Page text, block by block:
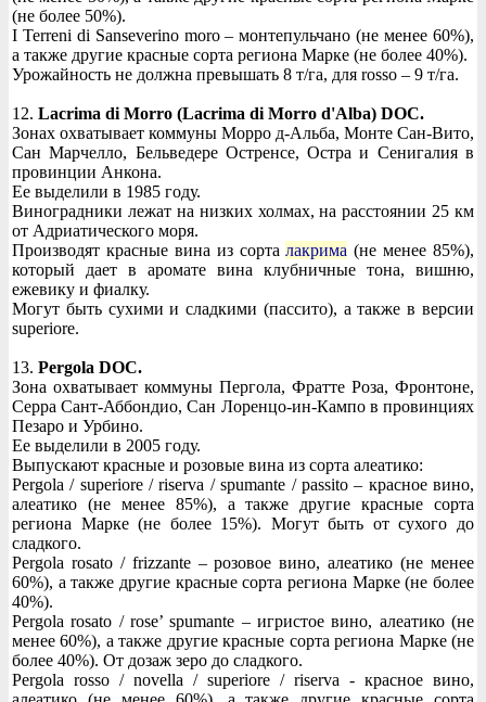
(не более 50%).
I Terreni di Sanseverino moro – монтепульчано (не менее 60%),
а также другие красные сорта региона Марке (не более 40%).
Урожайность не должна превышать 8 т/га, для rosso – 9 т/га.
12. Lacrima di Morro (Lacrima di Morro d'Alba) DOC.
Зонах охватывает коммуны Морро д-Альба, Монте Сан-Вито,
Сан Марчелло, Бельведере Остренсе, Остра и Сенигалия в
провинции Анкона.
Ее выделили в 1985 году.
Виноградники лежат на низких холмах, на расстоянии 25 км
от Адриатического моря.
Производят красные вина из сорталакрима (не менее 85%),
который дает в аромате вина клубничные тона, вишню,
ежевику и фиалку.
Могут быть сухими и сладкими (пассито), а также в версии
superiore.
13. Pergola DOC.
Зона охватывает коммуны Пергола, Фратте Роза, Фронтоне,
Серра Сант-Аббондио, Сан Лоренцо-ин-Кампо в провинциях
Пезаро и Урбино.
Ее выделили в 2005 году.
Выпускают красные и розовые вина из сорта алеатико:
Pergola / superiore / riserva / spumante / passito – красное вино,
алеатико (не менее 85%), а также другие красные сорта
региона Марке (не более 15%). Могут быть от сухого до
сладкого.
Pergola rosato / frizzante – розовое вино, алеатико (не менее
60%), а также другие красные сорта региона Марке (не более
40%).
Pergola rosato / rose’ spumante – игристое вино, алеатико (не
менее 60%), а также другие красные сорта региона Марке (не
более 40%). От дозаж зеро до сладкого.
Pergola rosso / novella / superiore / riserva - красное вино,